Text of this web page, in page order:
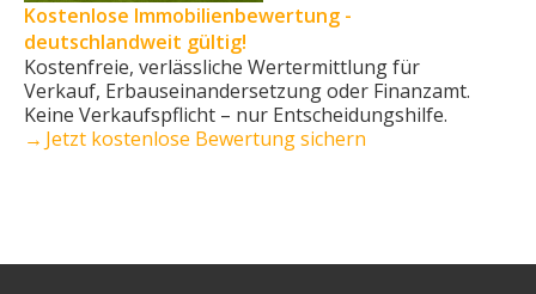
Kostenlose Immobilienbewertung -
deutschlandweit gültig!
Kostenfreie, verlässliche Wertermittlung für
Verkauf, Erbauseinandersetzung oder Finanzamt.
Keine Verkaufs­pflicht – nur Entscheidungshilfe.
→ Jetzt kostenlose Bewertung sichern